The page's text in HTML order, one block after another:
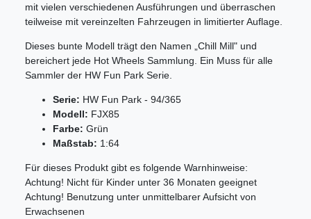
mit vielen verschiedenen Ausführungen und überraschen
teilweise mit vereinzelten Fahrzeugen in limitierter Auflage.
Dieses bunte Modell trägt den Namen „Chill Mill" und
bereichert jede Hot Wheels Sammlung. Ein Muss für alle
Sammler der HW Fun Park Serie.
Serie: HW Fun Park - 94/365
Modell: FJX85
Farbe: Grün
Maßstab: 1:64
Für dieses Produkt gibt es folgende Warnhinweise:
Achtung! Nicht für Kinder unter 36 Monaten geeignet
Achtung! Benutzung unter unmittelbarer Aufsicht von
Erwachsenen